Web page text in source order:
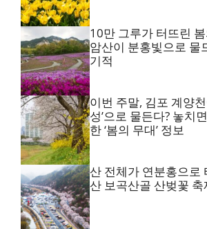
10만 그루가 터뜨린
암산이 분홍빛으로 물
기적
이번 주말, 김포 계양
성’으로 물든다? 놓치
한 ‘봄의 무대’ 정보
산 전체가 연분홍으로
산 보곡산골 산벚꽃 축